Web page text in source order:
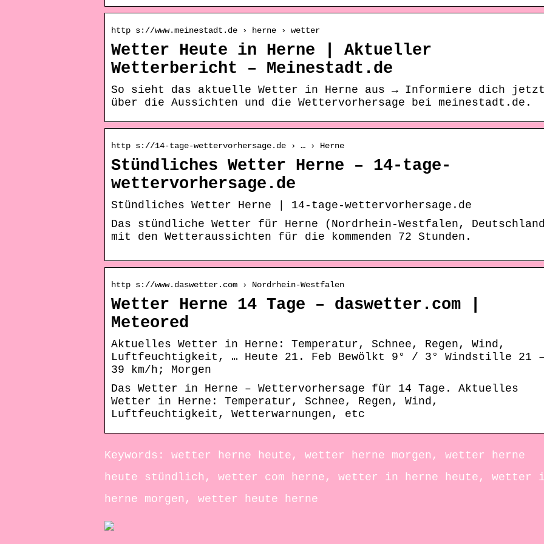
http s://www.meinestadt.de › herne › wetter
Wetter Heute in Herne | Aktueller
Wetterbericht – Meinestadt.de
So sieht das aktuelle Wetter in Herne aus → Informiere dich
über die Aussichten und die Wettervorhersage bei meinestadt.de.
http s://14-tage-wettervorhersage.de › … › Herne
Stündliches Wetter Herne – 14-tage-
wettervorhersage.de
Stündliches Wetter Herne | 14-tage-wettervorhersage.de
Das stündliche Wetter für Herne (Nordrhein-Westfalen,
mit den Wetteraussichten für die kommenden 72 Stunden.
http s://www.daswetter.com › Nordrhein-Westfalen
Wetter Herne 14 Tage – daswetter.com |
Meteored
Aktuelles Wetter in Herne: Temperatur, Schnee, Regen, Wind,
Luftfeuchtigkeit, … Heute 21. Feb Bewölkt 9° / 3° Windstille 21
39 km/h; Morgen
Das Wetter in Herne – Wettervorhersage für 14 Tage. Aktuelles
Wetter in Herne: Temperatur, Schnee, Regen, Wind,
Luftfeuchtigkeit, Wetterwarnungen, etc
Keywords: wetter herne heute, wetter herne morgen, wetter herne
heute stündlich, wetter com herne, wetter in herne heute, wetter
herne morgen, wetter heute herne